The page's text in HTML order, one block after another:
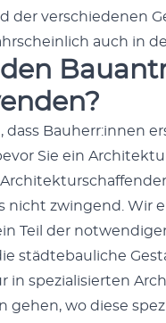
der ver­schiede­nen
auch in
Bauherr:innen
Sie ein
nicht zwin­gend. Wir
Teil der
städte­bauliche
in spezial­isierten
gehen, wo diese